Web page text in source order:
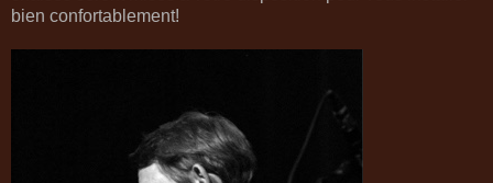
bien confortablement!